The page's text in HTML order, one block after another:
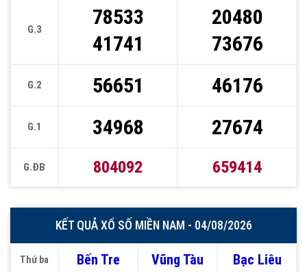
G.3
G.2
G.1
G.ĐB
78533
41741
56651
34968
804092
20480
73676
46176
27674
659414
KẾT QUẢ XỔ SỐ MIỀN NAM - 04/08/2026
Thứ ba Bến Tre Vũng Tàu Bạc Liêu